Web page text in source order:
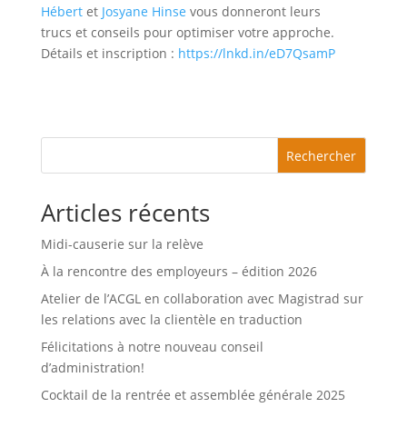
Hébertet Josyane Hinse vous donneront leurs
trucs et conseils pour optimiser votre approche.
Détails et inscription : https://lnkd.in/eD7QsamP
Rechercher
Articles récents
Midi-causerie sur la relève
À la rencontre des employeurs – édition 2026
Atelier de l’ACGL en collaboration avec Magistrad sur
les relations avec la clientèle en traduction
Félicitations à notre nouveau conseil
d’administration!
Cocktail de la rentrée et assemblée générale 2025